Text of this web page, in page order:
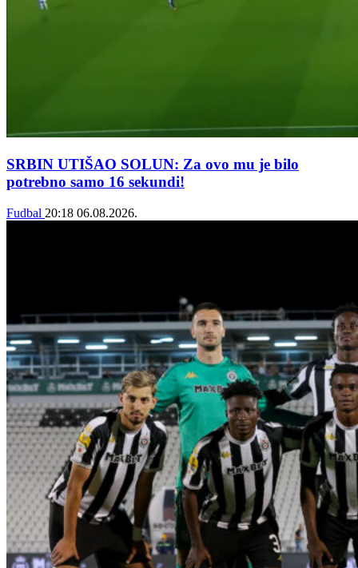
SRBIN UTIŠAO SOLUN: Za ovo mu je bilo
potrebno samo 16 sekundi!
Fudbal 20:18 06.08.2026.